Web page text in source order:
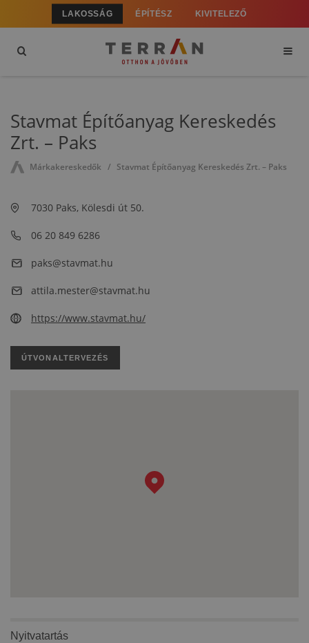
LAKOSSÁG ÉPÍTÉSZ KIVITELEZŐ
Stavmat Építőanyag Kereskedés
Zrt. – Paks
Márkakereskedők Stavmat Építőanyag Kereskedés Zrt. – Paks
7030 Paks, Kölesdi út 50.
06 20 849 6286
paks@stavmat.hu
attila.mester@stavmat.hu
https://www.stavmat.hu/
ÚTVONALTERVEZÉS
Nyitvatartás